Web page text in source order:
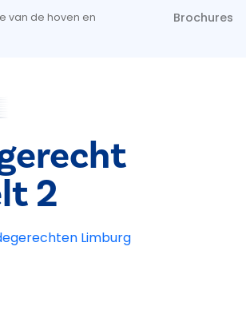
inhoud gaan
van de hoven en
Brochures
2
Limburg